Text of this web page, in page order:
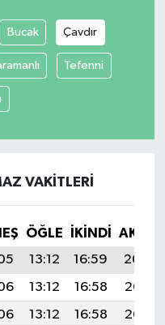
Bucak Çavdır
Tefenni
VAKITLERI
ÖĞLE İKINDI
13:12 16:59
20:09
13:12 16:58
20:08
13:12 16:58
20:07